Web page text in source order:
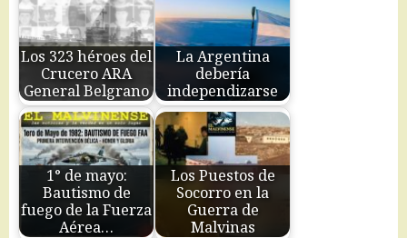
Los 323 héroes del
Crucero ARA
General Belgrano
La Argentina
debería
independizarse
1° de mayo:
Bautismo de
fuego de la Fuerza
Aérea…
Los Puestos de
Socorro en la
Guerra de
Malvinas